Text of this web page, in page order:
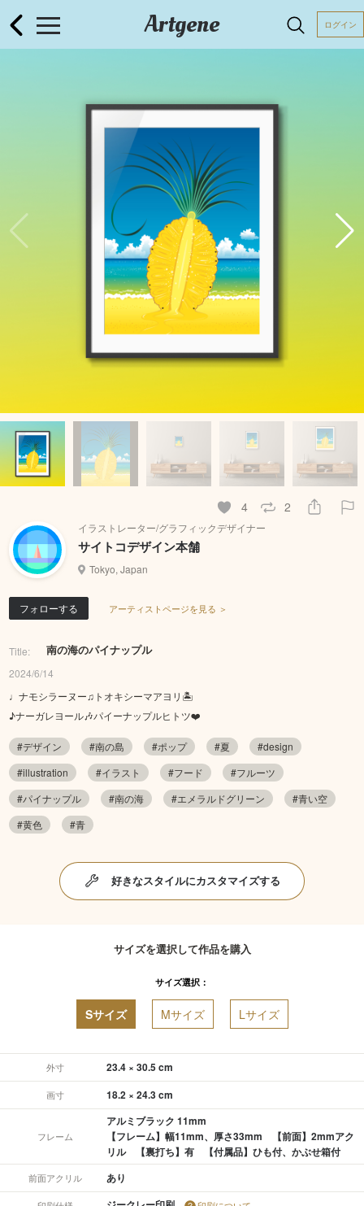
Artgene ログイン
4 2
イラストレーター/グラフィックデザイナー
サイトコデザイン本舗
Tokyo, Japan
フォローする アーティストページを見る ＞
Title: 南の海のパイナップル
2024/6/14
♩ナモシラーヌー♫トオキシーマアヨリ🏝️
♪ナーガレヨール🎶パイーナップルヒトツ❤️
#デザイン #南の島 #ポップ #夏
#design
#illustration
#イラスト #フード
#フルーツ
#パイナップル
#南の海 #エメラルドグリーン
#青い空
#黄色
#青
好きなスタイルにカスタマイズする
サイズを選択して作品を購入
サイズ選択：
Sサイズ Mサイズ Lサイズ
外寸 23.4 × 30.5 cm
画寸 18.2 × 24.3 cm
フレーム
アルミブラック 11mm
【フレーム】幅11mm、厚さ33mm 【前面】2mmアク
リル 【裏打ち】有 【付属品】ひも付、かぶせ箱付
前面アクリル あり